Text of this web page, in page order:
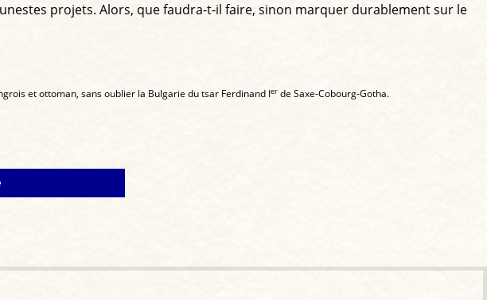
projets. Alors, que faudra-t-il faire, sinon marquer durablement sur le
et ottoman, sans oublier la Bulgarie du tsar Ferdinand Ier de Saxe-Cobourg-Gotha.